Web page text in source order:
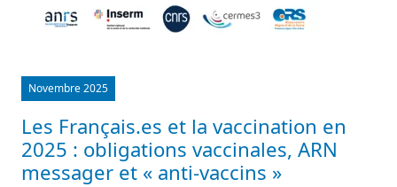
Novembre 2025
Les Français.es et la vaccination en
2025 : obligations vaccinales, ARN
messager et « anti-vaccins »